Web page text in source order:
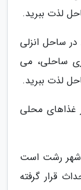
لذت ببرید.
در ساحل انزلی
ساحلی، می
لذت ببرید.
غذاهای محلی
شهر رشت است
قرار گرفته